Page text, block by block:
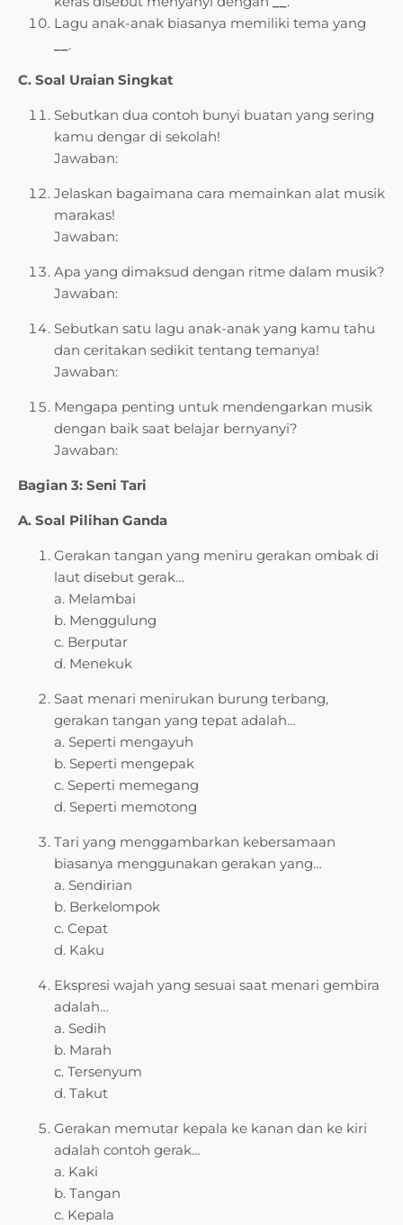
Lagu anak-anak biasanya memiliki tema yang
.
C. Soal Uraian Singkat
Sebutkan dua contoh bunyi buatan yang sering
kamu dengar di sekolah!
Jawaban:
Jelaskan bagaimana cara memainkan alat musik
marakas!
Jawaban:
Apa yang dimaksud dengan ritme dalam musik?
Jawaban:
Sebutkan satu lagu anak-anak yang kamu tahu
dan ceritakan sedikit tentang temanya!
Jawaban:
Mengapa penting untuk mendengarkan musik
dengan baik saat belajar bernyanyi?
Jawaban:
Bagian 3: Seni Tari
A. Soal Pilihan Ganda
Gerakan tangan yang meniru gerakan ombak di
laut disebut gerak…
a. Melambai
b. Menggulung
c. Berputar
d. Menekuk
Saat menari menirukan burung terbang,
gerakan tangan yang tepat adalah…
a. Seperti mengayuh
b. Seperti mengepak
c. Seperti memegang
d. Seperti memotong
Tari yang menggambarkan kebersamaan
biasanya menggunakan gerakan yang…
a. Sendirian
b. Berkelompok
c. Cepat
d. Kaku
Ekspresi wajah yang sesuai saat menari gembira
adalah…
a. Sedih
b. Marah
c. Tersenyum
d. Takut
Gerakan memutar kepala ke kanan dan ke kiri
adalah contoh gerak…
a. Kaki
b. Tangan
c. Kepala